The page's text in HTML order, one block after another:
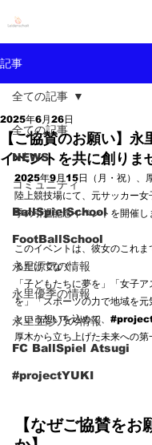
記事
全ての記事
NEWS
コミュニティ
BallSpielSchool
FootBallSchool
永里源気の情報
永里優季の情報
永里亜紗乃の情報
FC BallSpiel Atsugi
#projectYUKI
全ての記事
【ご協賛のお願い】
イベントを共に創りま
2025年6月26日
2025年9月15日（月・祝）、
陸上競技場にて、元サッカー
季の引退記念イベントを開催し
このイベントは、彼女のこれま
るだけでなく、
「子どもたちに夢を」「女子
を」「スポーツの力で地域を元
という想いを込めて、
厚木から立ち上げた未来への第
【なぜご協賛をお